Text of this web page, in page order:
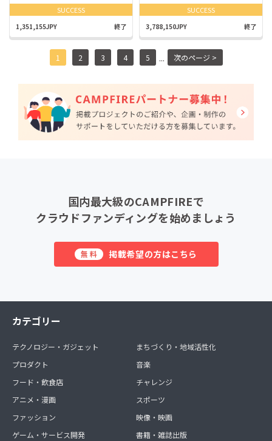
SUCCESS
1,351,155JPY 終了
SUCCESS
3,788,150JPY 終了
1 2 3 4 5 ... 次のページ >
国内最大級のCAMPFIREで
クラウドファンディングを始めましょう
無料 掲載希望の方はこちら
カテゴリー
テクノロジー・ガジェット
プロダクト
フード・飲食店
アニメ・漫画
ファッション
ゲーム・サービス開発
まちづくり・地域活性化
音楽
チャレンジ
スポーツ
映像・映画
書籍・雑誌出版